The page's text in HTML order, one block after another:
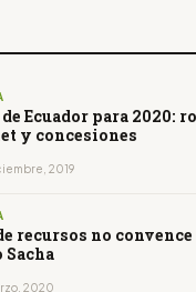
Ecuador para 2020:
y concesiones
2019
recursos no
Sacha
2020